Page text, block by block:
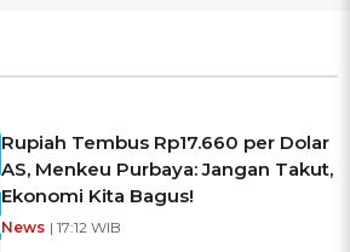
Rupiah Tembus Rp17.660 per Dolar
AS, Menkeu Purbaya: Jangan Takut,
Ekonomi Kita Bagus!
News | 17:12 WIB